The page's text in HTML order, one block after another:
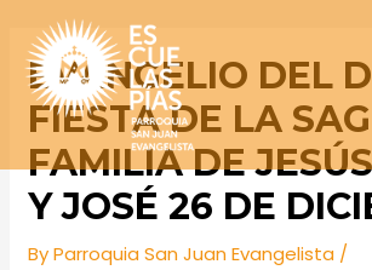
content
EVANGELIO DEL
FIESTA DE LA
FAMILIA DE
Y JOSÉ 26 DE
ByParroquia San Juan Evangelista /
Post
navigation